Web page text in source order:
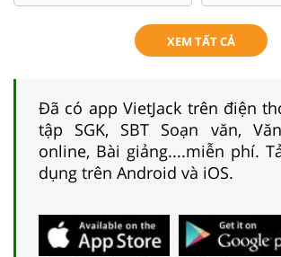
XEM TẤT CẢ
Đã có app VietJack trên điện
tập SGK, SBT Soạn văn,
online, Bài giảng....miễn phí.
dụng trên Android và iOS.